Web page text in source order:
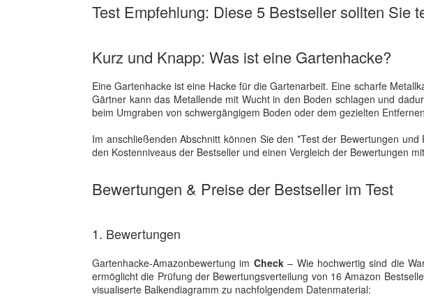
Test Empfehlung: Diese 5 Bestseller sollten Sie
Kurz und Knapp: Was ist eine Gartenhacke?
Eine Gartenhacke ist eine Hacke für die Gartenarbeit. Eine scharfe
Gärtner kann das Metallende mit Wucht in den Boden schlagen und
beim Umgraben von schwergängigem Boden oder dem gezielten
Im anschließenden Abschnitt können Sie den *Test der Bewertungen
den Kostenniveaus der Bestseller und einen Vergleich der Bewertungen
Bewertungen & Preise der Bestseller im Test
1. Bewertungen
Gartenhacke-Amazonbewertung im Check– Wie hochwertig sind die
ermöglicht die Prüfung der Bewertungsverteilung von 16 Amazon
visualiserte Balkendiagramm zu nachfolgendem Datenmaterial: